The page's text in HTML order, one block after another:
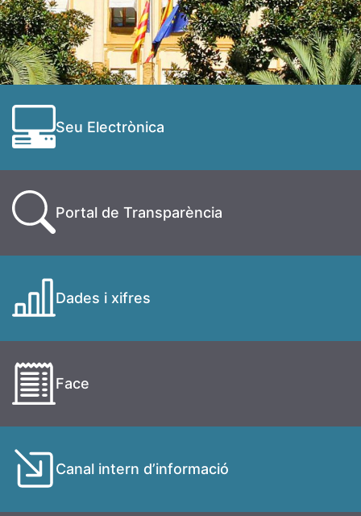
Seu Electrònica
Portal de Transparència
Dades i xifres
Face
Canal intern d’informació